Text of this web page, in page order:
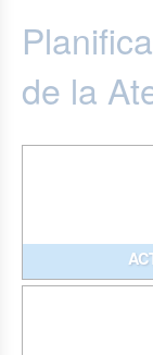
de la